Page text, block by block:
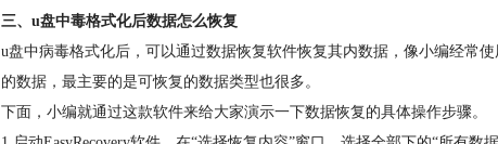
三、u盘中毒格式化后数据怎么恢复
u盘中病毒格式化后，可以通过数据恢复软件恢复其内数据，像小编经常
的数据，最主要的是可恢复的数据类型也很多。
下面，小编就通过这款软件来给大家演示一下数据恢复的具体操作步骤。